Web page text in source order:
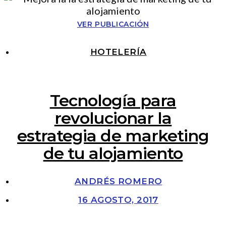
VER PUBLICACIÓN
HOTELERÍA
Tecnología para
revolucionar la
estrategia de marketing
de tu alojamiento
ANDRÉS ROMERO
16 AGOSTO, 2017